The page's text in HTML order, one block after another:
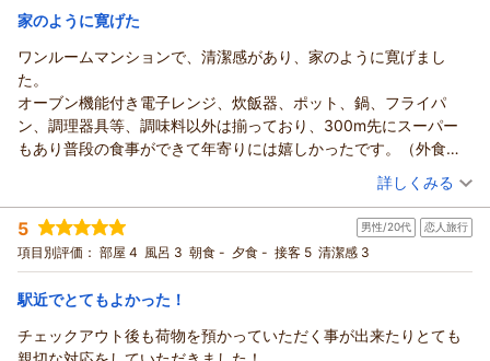
宿泊価格帯： 13,001～14,000円(大人一人あたり/税込)
ウィークリーアポイントからの返信
Peace様
当館をご利用いただきありがとうございます。
ご宿泊中にご不便をおかけし大変申し訳ございません。
空室状況によっては、敷布団を広げてもゆったり過ごせるお部
屋タイプをご案内できますが、お部屋の広さによっては料金が
上がる場合がございます。
お客様のご希望に合わせてお部屋をご提案いたしますので、ま
たの機会がございましたらぜひお気軽にご相談くださいませ。
（返信日：2026/05/15）
家のように寛げた
ワンルームマンションで、清潔感があり、家のように寛げまし
た。
オーブン機能付き電子レンジ、炊飯器、ポット、鍋、フライパ
ン、調理器具等、調味料以外は揃っており、300m先にスーパー
もあり普段の食事ができて年寄りには嬉しかったです。（外食の
駅からもさほど遠くなく便利でした。接客もフレンドリーでとて
も良かったです。
難を言えば使い切りのリンスインシャンプーで髪がブラシが通ら
ないほどギシギシになり抜けまくったので、シャンプーとコンデ
（投稿日：2025/10/27）
宿泊時期： 2025年10月宿泊 (一人旅)
投稿者： mayさん
宿泊プラン： チェックイン21:00まで限定【喫煙】★ハイグレードシングル
プラン★
シングル 食事なし
宿泊価格帯： 7,001～8,000円(大人一人あたり/税込)
ウィークリーアポイントからの返信
詳しくみる
5 男性/20代 恋人旅行
項目別評価： 部屋 4 風呂 3 朝食 - 夕食 - 接客 5 清潔感 3
駅近でとてもよかった！
チェックアウト後も荷物を預かっていただく事が出来たりとても